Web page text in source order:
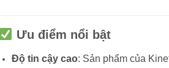
Ưu điểm nổi bật
Độ tin cậy cao: Sản phẩm của